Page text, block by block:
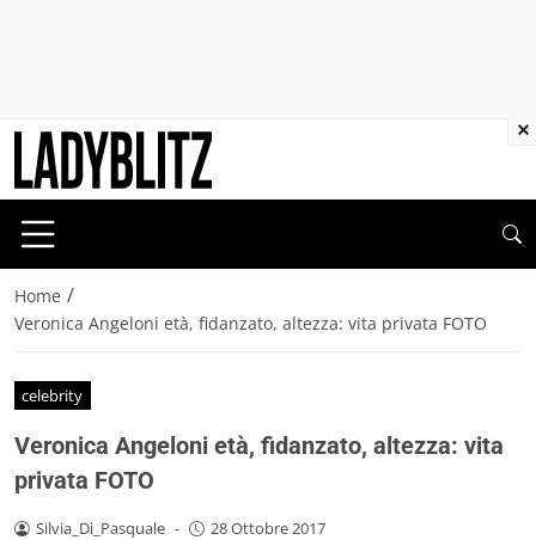
Home /
Veronica Angeloni età, fidanzato, altezza: vita privata FOTO
celebrity
Veronica Angeloni età, fidanzato, altezza: vita
privata FOTO
Silvia_Di_Pasquale - 28 Ottobre 2017
×